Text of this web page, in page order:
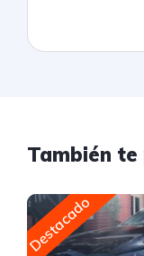
También
Destacado